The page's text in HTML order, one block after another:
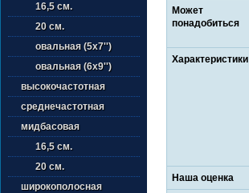
16,5 см.
20 см.
овальная (5х7'')
овальная (6х9'')
высокочастотная
среднечастотная
мидбасовая
16,5 см.
20 см.
широкополосная
Может
понадобиться
Характеристики
Наша оценка